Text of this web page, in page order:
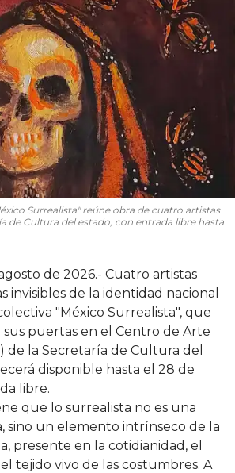
Surrealista" reúne obra de cuatro artistas
de Cultura del estado, con entrada libre hasta
de 2026.- Cuatro artistas
invisibles de la identidad nacional
"México Surrealista", que
sus puertas en el Centro de Arte
de la Secretaría de Cultura del
disponible hasta el 28 de
libre.
que lo surrealista no es una
sino un elemento intrínseco de la
presente en la cotidianidad, el
tejido vivo de las costumbres. A